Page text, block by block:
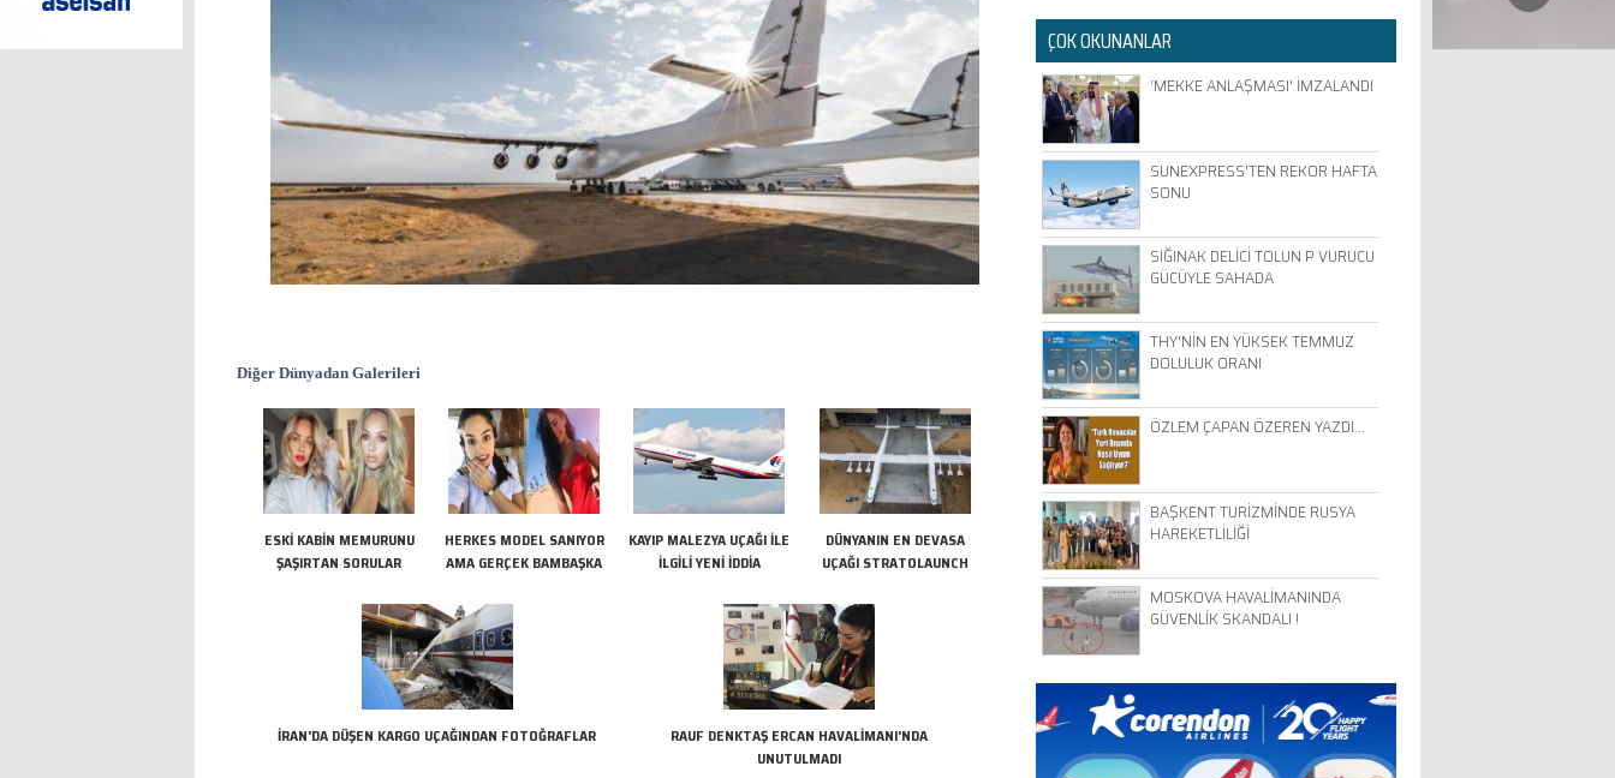
Diğer Dünyadan Galerileri
ESKİ KABİN MEMURUNU
ŞAŞIRTAN SORULAR
HERKES MODEL SANIYOR
AMA GERÇEK BAMBAŞKA
KAYIP MALEZYA UÇAĞI İLE
İLGİLİ YENİ İDDİA
DÜNYANIN EN DEVASA
UÇAĞI STRATOLAUNCH
İRAN'DA DÜŞEN KARGO UÇAĞINDAN FOTOĞRAFLAR
RAUF DENKTAŞ ERCAN HAVALİMANI’NDA
UNUTULMADI
ÇOK OKUNANLAR
‘MEKKE ANLAŞMASI' İMZALANDI
SUNEXPRESS'TEN REKOR HAFTA
SONU
SIĞINAK DELİCİ TOLUN P VURUCU
GÜCÜYLE SAHADA
THY'NİN EN YÜKSEK TEMMUZ
DOLULUK ORANI
ÖZLEM ÇAPAN ÖZEREN YAZDI…
BAŞKENT TURİZMİNDE RUSYA
HAREKETLİLİĞİ
MOSKOVA HAVALİMANINDA
GÜVENLİK SKANDALI !